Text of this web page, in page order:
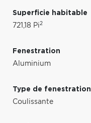
Superficie habitable
721,18 Pi2
Fenestration
Aluminium
Type de fenestration
Coulissante